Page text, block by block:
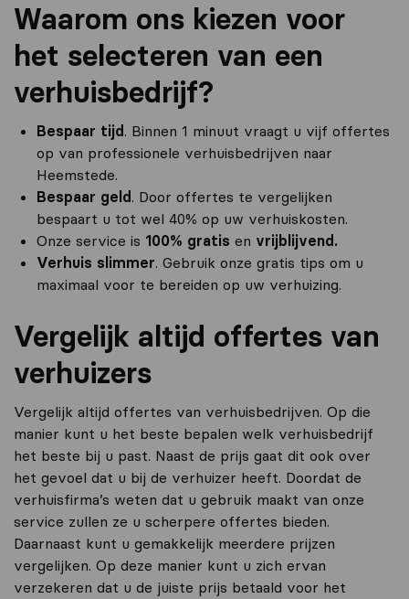
Waarom ons kiezen voor
het selecteren van een
verhuisbedrijf?
Bespaar tijd . Binnen 1 minuut vraagt u vijf offertes
op van professionele verhuisbedrijven naar
Heemstede.
Bespaar geld . Door offertes te vergelijken
bespaart u tot wel 40% op uw verhuiskosten.
Onze service is 100% gratis en vrijblijvend.
Verhuis slimmer. Gebruik onze gratis tips om u
maximaal voor te bereiden op uw verhuizing.
Vergelijk altijd offertes van
verhuizers
Vergelijk altijd offertes van verhuisbedrijven. Op die
manier kunt u het beste bepalen welk verhuisbedrijf
het beste bij u past. Naast de prijs gaat dit ook over
het gevoel dat u bij de verhuizer heeft. Doordat de
verhuisfirma’s weten dat u gebruik maakt van onze
service zullen ze u scherpere offertes bieden.
Daarnaast kunt u gemakkelijk meerdere prijzen
vergelijken. Op deze manier kunt u zich ervan
verzekeren dat u de juiste prijs betaald voor het